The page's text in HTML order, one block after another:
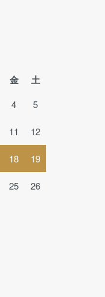
金 土
4 5
11 12
18 19
25 26